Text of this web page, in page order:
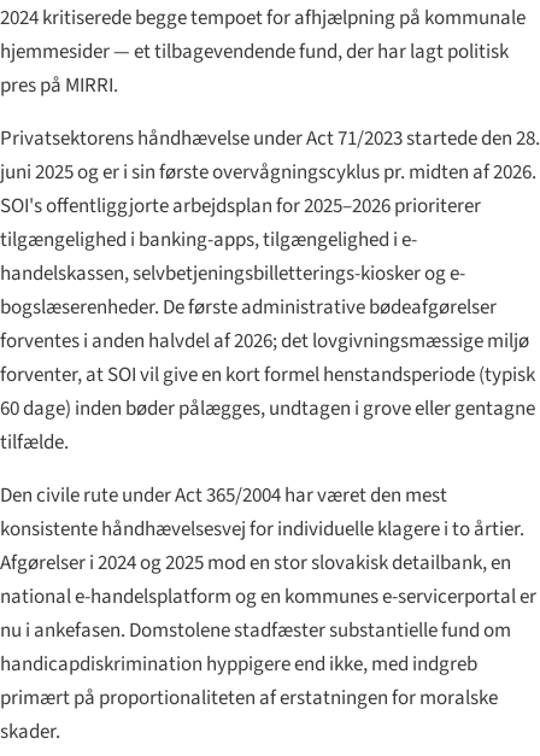
2024 kritiserede begge tempoet for afhjælpning på kommunale
hjemmesider — et tilbagevendende fund, der har lagt politisk
pres på MIRRI.
Privatsektorens håndhævelse under Act 71/2023 startede den 28.
juni 2025 og er i sin første overvågningscyklus pr. midten af 2026.
SOI's offentliggjorte arbejdsplan for 2025–2026 prioriterer
tilgængelighed i banking-apps, tilgængelighed i e-
handelskassen, selvbetjeningsbilletterings-kiosker og e-
bogslæserenheder. De første administrative bødeafgørelser
forventes i anden halvdel af 2026; det lovgivningsmæssige miljø
forventer, at SOI vil give en kort formel henstandsperiode (typisk
60 dage) inden bøder pålægges, undtagen i grove eller gentagne
tilfælde.
Den civile rute under Act 365/2004 har været den mest
konsistente håndhævelsesvej for individuelle klagere i to årtier.
Afgørelser i 2024 og 2025 mod en stor slovakisk detailbank, en
national e-handelsplatform og en kommunes e-servicerportal er
nu i ankefasen. Domstolene stadfæster substantielle fund om
handicapdiskrimination hyppigere end ikke, med indgreb
primært på proportionaliteten af erstatningen for moralske
skader.